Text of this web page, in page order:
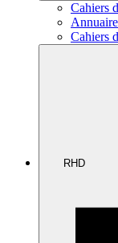
Cahiers
Cahiers
RHD